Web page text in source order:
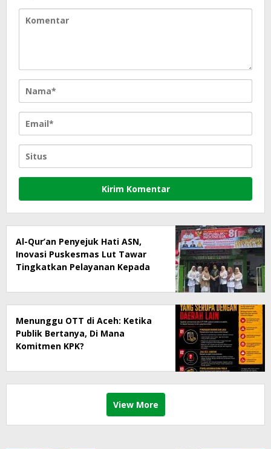
Al-Qur’an Penyejuk Hati ASN,
Inovasi Puskesmas Lut Tawar
Tingkatkan Pelayanan Kepada
Menunggu OTT di Aceh: Ketika
Publik Bertanya, Di Mana
Komitmen KPK?
View More